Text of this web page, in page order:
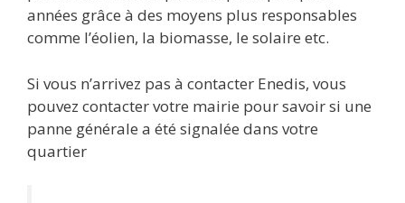
années grâce à des moyens plus responsables
comme l’éolien, la biomasse, le solaire etc.
Si vous n’arrivez pas à contacter Enedis, vous
pouvez contacter votre mairie pour savoir si une
panne générale a été signalée dans votre
quartier